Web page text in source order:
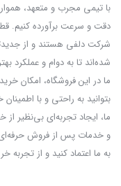
با تیمی مجرب و متعهد،
دقت و سرعت برآورده کنیم.
شرکت دلفی هستند و از
شده‌اند تا به دوام و عملکرد
ما در این فروشگاه، امکان
بتوانید به راحتی و با
ما، ایجاد تجربه‌ای بی‌نظیر
و خدمات پس از فروش
به ما اعتماد کنید و از